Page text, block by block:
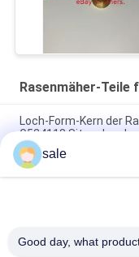
Rasenmäher-Teile
Loch-Form-Kern der
G524118 Sitze
BEFESTIGER-
passt flache
Handgriffe für
sale
Good day, what